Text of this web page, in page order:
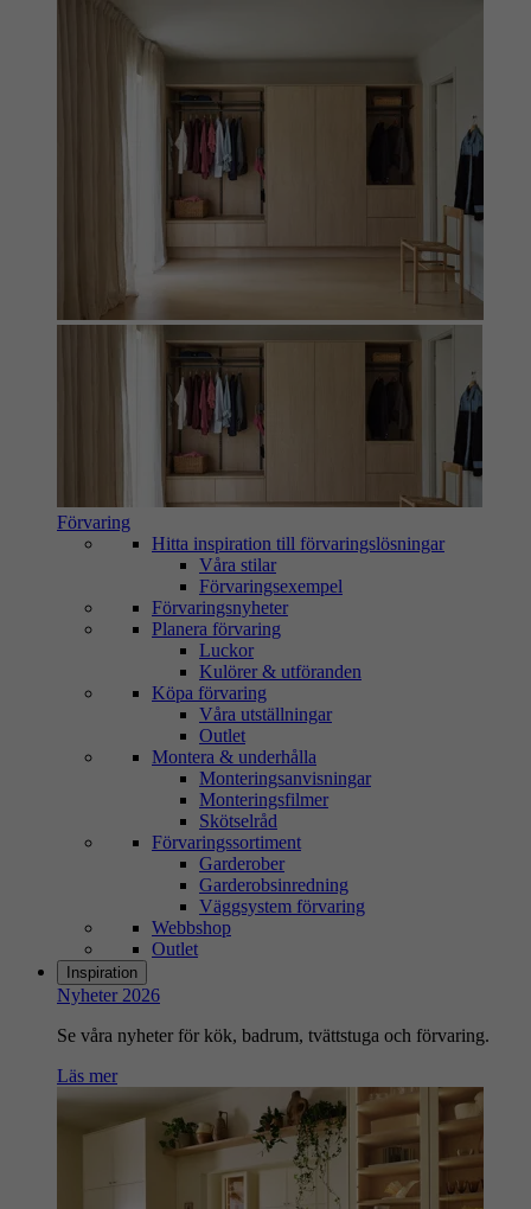
Förvaring
Hitta inspiration till förvaringslösningar
Våra stilar
Förvaringsexempel
Förvaringsnyheter
Planera förvaring
Luckor
Kulörer & utföranden
Köpa förvaring
Våra utställningar
Outlet
Montera & underhålla
Monteringsanvisningar
Monteringsfilmer
Skötselråd
Förvaringssortiment
Garderober
Garderobsinredning
Väggsystem förvaring
Webbshop
Outlet
Inspiration
Nyheter 2026
Se våra nyheter för kök, badrum, tvättstuga och förvaring.
Läs mer